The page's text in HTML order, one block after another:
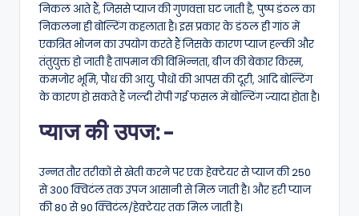
निकल आते हैं, जिससे प्याज की गुणवत्ता घट जाती है, पुष्प डंठल का
निकलना ही बोल्टिंग कहलाता है। इस प्रकार के डंठल ही गांठ में
एकत्रित भोजन का उपयोग करते हैं जिसके कारण प्याज हल्की और
तंतुयुक्त हो जाती है तापमान की विभिन्नता, बीज की बेकार किस्म,
कमजोर भूमि, पौध की आयु, पौधों की आपस की दूरी, आदि बोल्टिंग
के कारण हो सकते हैं जल्दी रोपी गई फसल में बोल्टिंग ज्यादा होता है।
प्याज की उपज:-
उन्नत तौर तरीकों से खेती करने पर एक हेक्टेयर से प्याज की 250
से 300 क्विटंल तक उपज आसानी से मिल जाती है। और हरी प्याज
की 80 से 90 क्विटंल/हेक्टेयर तक मिल जाती है।